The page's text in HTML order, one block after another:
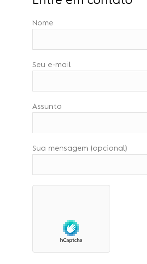
Nome
Seu e-mail
Assunto
Sua mensagem (opcional)